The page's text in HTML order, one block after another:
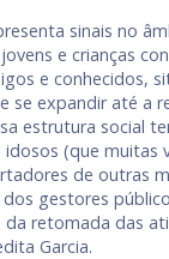
sinais no
e crianças
e conhecidos,
se expandir até a
estrutura social
idosos (que muitas
de outras
gestores
retomada das
Garcia.